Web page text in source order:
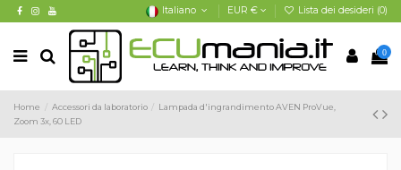
Italiano EUR € Lista dei desideri (0)
0
Home Accessori da laboratorio
Lampada d'ingrandimento AVEN ProVue,
Zoom 3x, 60 LED